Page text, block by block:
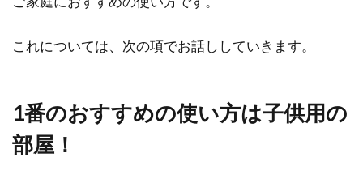
これについては、次の項でお話ししていきます。
1番のおすすめの使い方は子供用の
部屋！